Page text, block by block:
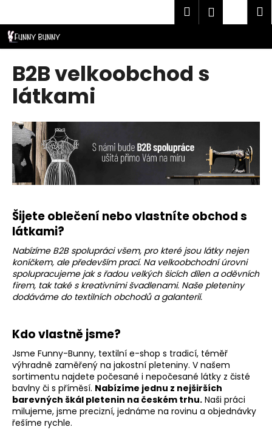
obsah
Hledat
B2B velkoobchod s
látkami
Šijete oblečení nebo vlastníte obchod s
látkami?
Nabízíme B2B spolupráci všem, pro které jsou látky nejen
koníčkem, ale především prací. Na velkoobchodní úrovni
spolupracujeme jak s řadou velkých šicích dílen a oděvních
firem, tak také s kreativními švadlenami. Naše pleteniny
dodáváme do textilních obchodů a galanterií.
Kdo vlastně jsme?
Jsme Funny-Bunny, textilní e-shop s tradicí, téměř
výhradně zaměřený na jakostní pleteniny. V našem
sortimentu najdete počesané i nepočesané látky z čisté
bavlny či s příměsí. Nabízíme jednu z nejširších
barevných škál pletenin na českém trhu. Naši práci
milujeme, jsme precizní, jednáme na rovinu a objednávky
řešíme rychle.
o
í
C
o
p
t
ř
e
b
j
e
t
e
n
a
j
t
?
HLEDAT